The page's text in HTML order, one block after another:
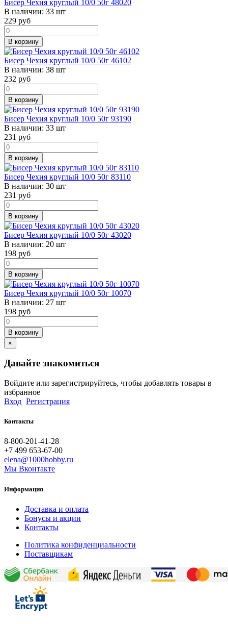
Бисер Чехия круглый 10/0 50г 48020
В наличии: 33 шт
229 руб
В корзину
Бисер Чехия круглый 10/0 50г 46102
В наличии: 38 шт
232 руб
В корзину
Бисер Чехия круглый 10/0 50г 93190
В наличии: 33 шт
231 руб
В корзину
Бисер Чехия круглый 10/0 50г 83110
В наличии: 30 шт
231 руб
В корзину
Бисер Чехия круглый 10/0 50г 43020
В наличии: 20 шт
198 руб
В корзину
Бисер Чехия круглый 10/0 50г 10070
В наличии: 27 шт
198 руб
В корзину
×
Давайте знакомиться
Войдите или зарегистрируйтесь, чтобы добавлять товары в
избранное
Вход Регистрация
Контакты
8-800-201-41-28
+7 499 653-67-00
elena@1000hobby.ru
Мы Вконтакте
Информация
Доставка и оплата
Бонусы и акции
Контакты
Политика конфиденциальности
Поставщикам